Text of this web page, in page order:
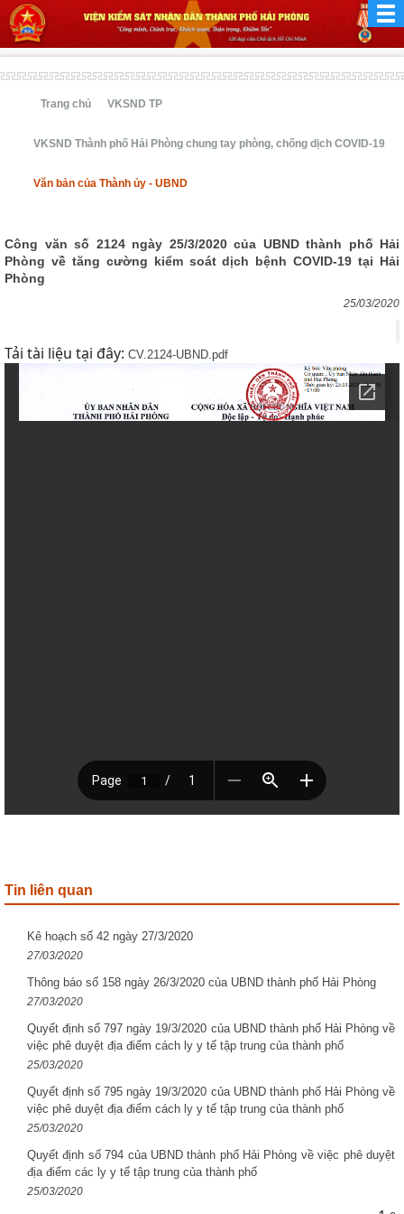
Trang chủ VKSND TP
VKSND Thành phố Hải Phòng chung tay phòng, chống dịch COVID-19
Văn bản của Thành ủy - UBND
Công văn số 2124 ngày 25/3/2020 của UBND thành phố Hải
Phòng về tăng cường kiểm soát dịch bệnh COVID-19 tại Hải
Phòng
25/03/2020
Tải tài liệu tại đây: CV.2124-UBND.pdf
Tin liên quan
Kê hoạch số 42 ngày 27/3/2020
27/03/2020
Thông báo số 158 ngày 26/3/2020 của UBND thành phố Hải Phòng
27/03/2020
Quyết định số 797 ngày 19/3/2020 của UBND thành phố Hải Phòng về
việc phê duyệt địa điểm cách ly y tế tập trung của thành phố
25/03/2020
Quyết định số 795 ngày 19/3/2020 của UBND thành phố Hải Phòng về
việc phê duyệt địa điểm cách ly y tế tập trung của thành phố
25/03/2020
Quyết định số 794 của UBND thành phố Hải Phòng về việc phê duyệt
địa điểm các ly y tế tập trung của thành phố
25/03/2020